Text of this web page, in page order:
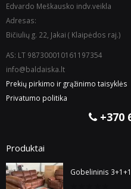
Edvardo Meškausko indv.veikla
Adresas:
Bičiulių g. 22, Jakai ( Klaipėdos raj.)
AS: LT 987300010161197354
info@baldaiska.lt
Prekių pirkimo ir grąžinimo taisyklės
Privatumo politika
+370
Produktai
Gobelininis